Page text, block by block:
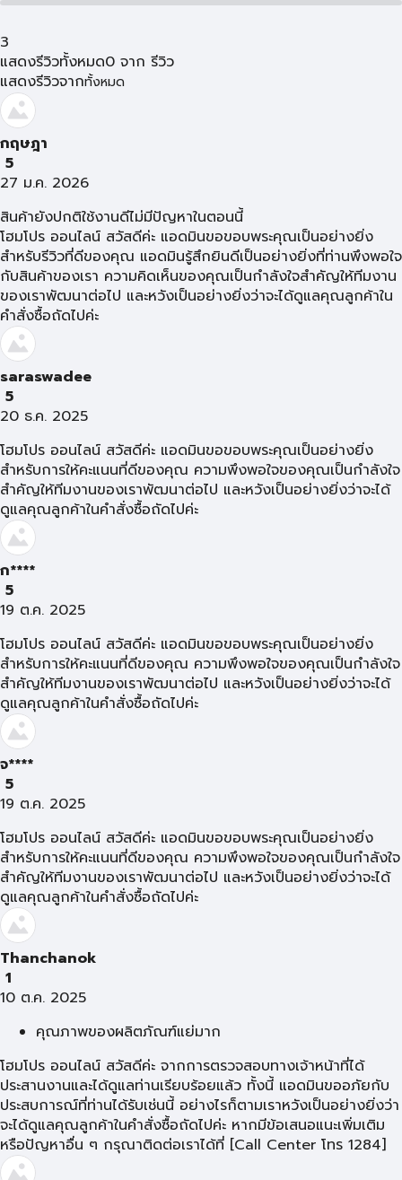
3
แสดงรีวิวทั้งหมด0 จาก รีวิว
แสดงรีวิวจากทั้งหมด
กฤษฎา
5
27 ม.ค. 2026
สินค้ายังปกติใช้งานดีไม่มีปัญหาในตอนนี้
โฮมโปร ออนไลน์ สวัสดีค่ะ แอดมินขอขอบพระคุณเป็นอย่างยิ่ง
สำหรับรีวิวที่ดีของคุณ แอดมินรู้สึกยินดีเป็นอย่างยิ่งที่ท่านพึงพอใจ
กับสินค้าของเรา ความคิดเห็นของคุณเป็นกำลังใจสำคัญให้ทีมงาน
ของเราพัฒนาต่อไป และหวังเป็นอย่างยิ่งว่าจะได้ดูแลคุณลูกค้าใน
คำสั่งซื้อถัดไปค่ะ
saraswadee
5
20 ธ.ค. 2025
โฮมโปร ออนไลน์ สวัสดีค่ะ แอดมินขอขอบพระคุณเป็นอย่างยิ่ง
สำหรับการให้คะแนนที่ดีของคุณ ความพึงพอใจของคุณเป็นกำลังใจ
สำคัญให้ทีมงานของเราพัฒนาต่อไป และหวังเป็นอย่างยิ่งว่าจะได้
ดูแลคุณลูกค้าในคำสั่งซื้อถัดไปค่ะ
ก****
5
19 ต.ค. 2025
โฮมโปร ออนไลน์ สวัสดีค่ะ แอดมินขอขอบพระคุณเป็นอย่างยิ่ง
สำหรับการให้คะแนนที่ดีของคุณ ความพึงพอใจของคุณเป็นกำลังใจ
สำคัญให้ทีมงานของเราพัฒนาต่อไป และหวังเป็นอย่างยิ่งว่าจะได้
ดูแลคุณลูกค้าในคำสั่งซื้อถัดไปค่ะ
จ****
5
19 ต.ค. 2025
โฮมโปร ออนไลน์ สวัสดีค่ะ แอดมินขอขอบพระคุณเป็นอย่างยิ่ง
สำหรับการให้คะแนนที่ดีของคุณ ความพึงพอใจของคุณเป็นกำลังใจ
สำคัญให้ทีมงานของเราพัฒนาต่อไป และหวังเป็นอย่างยิ่งว่าจะได้
ดูแลคุณลูกค้าในคำสั่งซื้อถัดไปค่ะ
Thanchanok
1
10 ต.ค. 2025
คุณภาพของผลิตภัณฑ์แย่มาก
โฮมโปร ออนไลน์ สวัสดีค่ะ จากการตรวจสอบทางเจ้าหน้าที่ได้
ประสานงานและได้ดูแลท่านเรียบร้อยแล้ว ทั้งนี้ แอดมินขออภัยกับ
ประสบการณ์ที่ท่านได้รับเช่นนี้ อย่างไรก็ตามเราหวังเป็นอย่างยิ่งว่า
จะได้ดูแลคุณลูกค้าในคำสั่งซื้อถัดไปค่ะ หากมีข้อเสนอแนะเพิ่มเติม
หรือปัญหาอื่น ๆ กรุณาติดต่อเราได้ที่ [Call Center โทร 1284]